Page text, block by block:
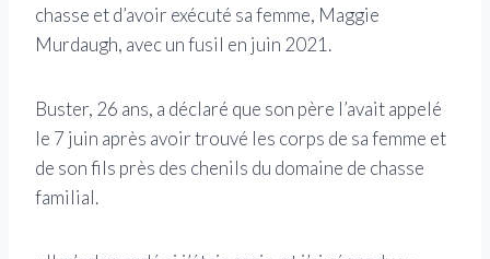
chasse et d’avoir exécuté sa femme, Maggie
Murdaugh, avec un fusil en juin 2021.
Buster, 26 ans, a déclaré que son père l’avait appelé
le 7 juin après avoir trouvé les corps de sa femme et
de son fils près des chenils du domaine de chasse
familial.